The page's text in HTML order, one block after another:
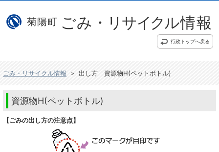
行政トップへ戻る
ごみ・リサイクル情報 ＞ 出し方 資源物H(ペットボトル)
資源物H(ペットボトル)
【ごみの出し方の注意点】